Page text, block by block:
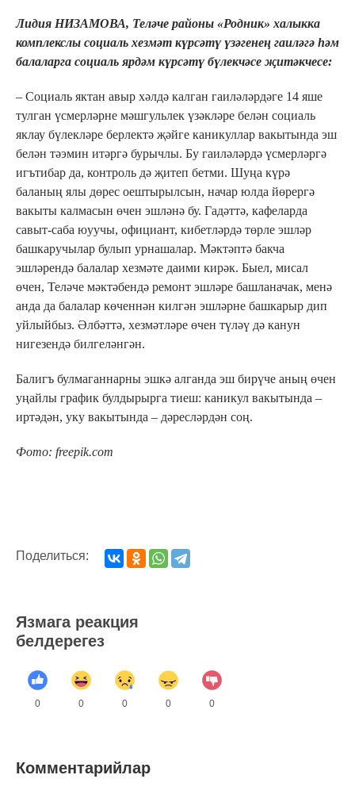
Лидия НИЗАМОВА, Теләче районы «Родник» халыкка
комплекслы социаль хезмәт күрсәтү үзәгенең гаиләгә һәм
балаларга социаль ярдәм күрсәтү бүлекчәсе җитәкчесе:
– Социаль яктан авыр хәлдә калган гаиләләрдәге 14 яше
тулган үсмерләрне мәшгульлек үзәкләре белән социаль
яклау бүлекләре берлектә җәйге каникуллар вакытында эш
белән тәэмин итәргә бурычлы. Бу гаиләләрдә үсмерләргә
игътибар да, контроль дә җитеп бетми. Шуңа күрә
баланың ялы дөрес оештырылсын, начар юлда йөрергә
вакыты калмасын өчен эшләнә бу. Гадәттә, кафеларда
савыт-саба юуучы, официант, кибетләрдә төрле эшләр
башкаручылар булып урнашалар. Мәктәптә бакча
эшләрендә балалар хезмәте даими кирәк. Быел, мисал
өчен, Теләче мәктәбендә ремонт эшләре башланачак, менә
анда да балалар көченнән килгән эшләрне башкарыр дип
уйлыйбыз. Әлбәттә, хезмәтләре өчен түләү дә канун
нигезендә билгеләнгән.
Балигъ булмаганнарны эшкә алганда эш бирүче аның өчен
уңайлы график булдырырга тиеш: каникул вакытында –
иртәдән, уку вакытында – дәресләрдән соң.
Фото: freepik.com
Поделиться:
Язмага реакция
белдерегез
0 0 0 0 0
Комментарийлар